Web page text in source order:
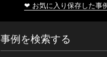
❤ お気に入り保存した事
事例を検索する